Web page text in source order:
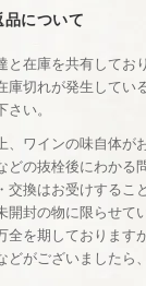
品について
と在庫を共有してお
庫切れが発生してい
い。
、ワインの味自体が
どの抜栓後にわかる
交換はお受けするこ
開封の物に限らせて
全を期しております
どがございましたら